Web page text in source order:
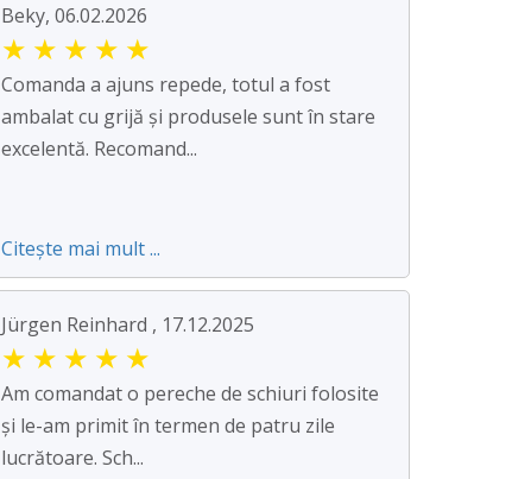
Beky, 06.02.2026
★ ★ ★ ★ ★
Comanda a ajuns repede, totul a fost
ambalat cu grijă și produsele sunt în stare
excelentă. Recomand...
Citește mai mult ...
Jürgen Reinhard , 17.12.2025
★ ★ ★ ★ ★
Am comandat o pereche de schiuri folosite
și le-am primit în termen de patru zile
lucrătoare. Sch...